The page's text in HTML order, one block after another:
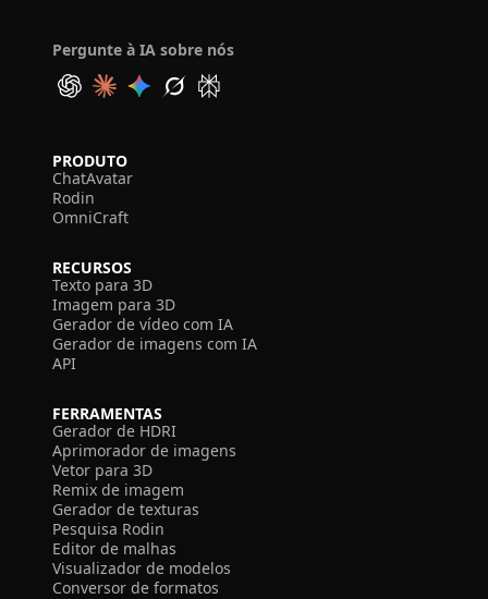
Pergunte à IA sobre nós
PRODUTO
ChatAvatar
Rodin
OmniCraft
RECURSOS
Texto para 3D
Imagem para 3D
Gerador de vídeo com IA
Gerador de imagens com IA
API
FERRAMENTAS
Gerador de HDRI
Aprimorador de imagens
Vetor para 3D
Remix de imagem
Gerador de texturas
Pesquisa Rodin
Editor de malhas
Visualizador de modelos
Conversor de formatos